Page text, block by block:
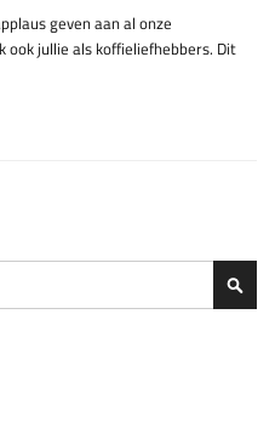
geven aan al onze
jullie als koffieliefhebbers. Dit